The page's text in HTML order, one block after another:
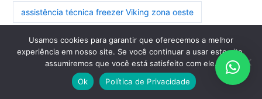
assistência técnica freezer Viking zona oeste
assistência técnica freezer Viking zona sul
assistência técnica geladeira side by side Viking zona
Usamos cookies para garantir que oferecemos a melhor
experiência em nosso site. Se você continuar a usar este site,
assumiremos que você está satisfeito com ele.
Ok
Política de Privacidade